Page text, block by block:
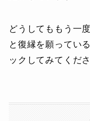
どうしてももう一
と復縁を願ってい
ックしてみてくださ